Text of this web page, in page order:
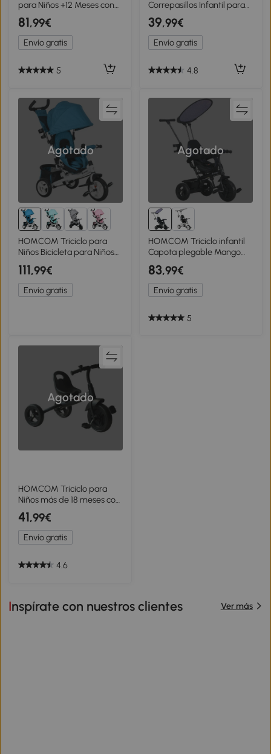
para Niños +12 Meses con
Toldo Plegable Mango de
Empuje Telescópico y
Cinturón de Seguridad Gris
81,99€
Envío gratis
5
Correpasillos Infantil para
Niños de +18 Meses con
Apariencia de Moto de
Montaña con 3 Ruedas con
Luces y Sonido Pedales
Rojo
39,99€
Envío gratis
4.8
Agotado
HOMCOM Triciclo para
Niños Bicicleta para Niños
Cesta Trasera Portavasos
Capota Metal Azul
111,99€
Envío gratis
Agotado
HOMCOM Triciclo infantil
Capota plegable Mango
extraíble Cesta de
almacenamiento 105 x 47 x
98 cm Acero Azul y Negro
83,99€
Envío gratis
5
Agotado
HOMCOM Triciclo para
Niños más de 18 meses con
Timbre Guardabarros
Rueda de Seguridad
79x50,5x58 cm Negro
41,99€
Envío gratis
4.6
Inspírate con nuestros clientes Ver más